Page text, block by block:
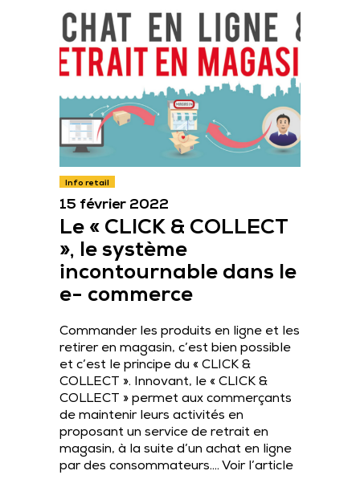
Info retail
15 février 2022
Le « CLICK & COLLECT
», le système
incontournable dans le
e- commerce
Commander les produits en ligne et les
retirer en magasin, c’est bien possible
et c’est le principe du « CLICK &
COLLECT ». Innovant, le « CLICK &
COLLECT » permet aux commerçants
de maintenir leurs activités en
proposant un service de retrait en
magasin, à la suite d’un achat en ligne
par des consommateurs…. Voir l’article